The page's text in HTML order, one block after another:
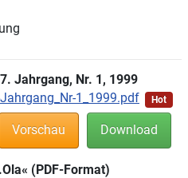
Jahrgang, Nr. 1, 1999
1_1999.pdf
Hot
Download
Vorschau
(PDF-Format)